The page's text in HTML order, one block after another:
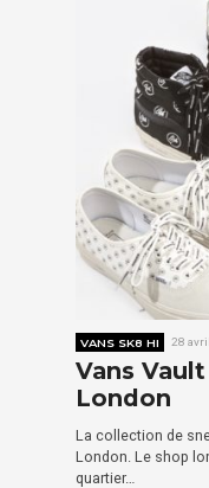
VANS SK8 HI 28
Vans
London
La collection de
London. Le shop
quartier…